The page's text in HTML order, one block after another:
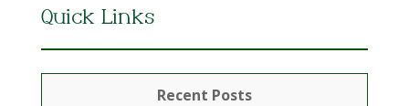
Quick Links
Recent Posts